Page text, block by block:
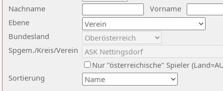
Nachname
Vorname
Ebene
Sortierung
Bundesland
Spgem./Kreis/Verein
Nur "österreichische" Spieler